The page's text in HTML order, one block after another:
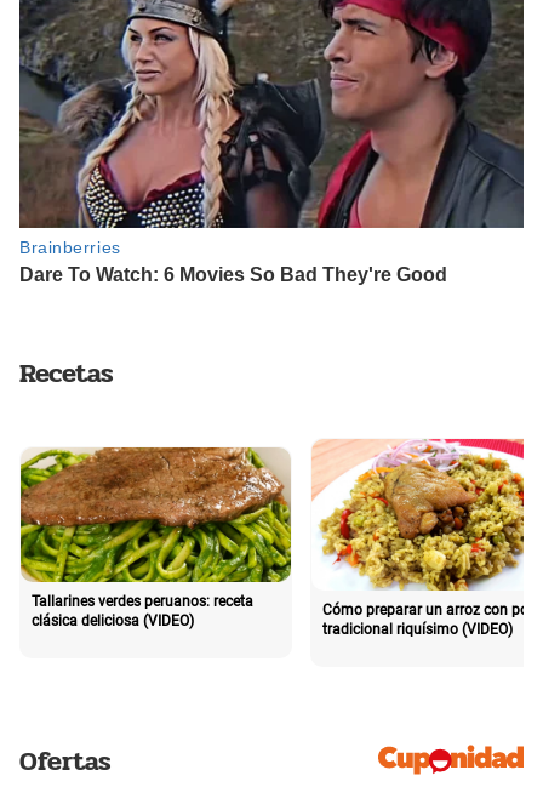
Recetas
Tallarines verdes peruanos: receta
clásica deliciosa (VIDEO)
Cómo preparar un arroz con pollo
tradicional riquísimo (VIDEO)
Ofertas